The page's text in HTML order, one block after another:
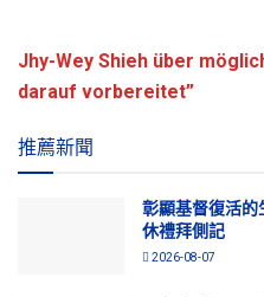
Jhy-Wey Shieh über
darauf vorbereitet”
推薦新聞
彰顯基督復活
休禮拜側記
2026-08-07